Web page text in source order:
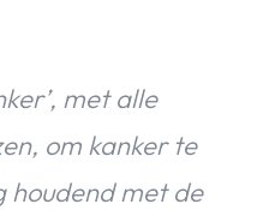
met alle
om kanker te
houdend met de